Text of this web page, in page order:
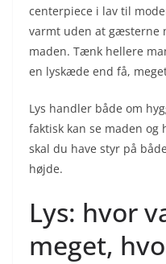
centerpiece i lav til
varmt uden at gæsterne
maden. Tænk hellere
en lyskæde end få,
Lys handler både om
faktisk kan se maden
skal du have styr på
højde.
Lys: hvor
meget,